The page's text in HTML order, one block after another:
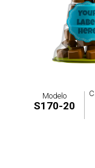
Modelo
S170-20